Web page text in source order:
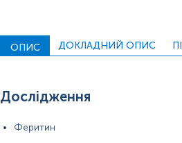
ферментативний кофактор у
зокрема перетворення рибози в
вільних радикалів.
виключно в місці всмоктування,
фізіологічний процес виведення
ОПИС ДОКЛАДНИЙ ОПИС
Дослідження
Феритин